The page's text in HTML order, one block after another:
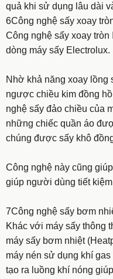
quả khi sử dụng lâu dài
6Công nghệ sấy xoay
Công nghệ sấy xoay
dòng máy sấy Electrolux.
Nhờ khả năng xoay lồng
ngược chiều kim đồng
nghệ sấy đảo chiều của
những chiếc quần áo
chúng được sấy khô
Công nghệ này cũng
giúp người dùng tiết
7Công nghệ sấy bơm
Khác với máy sấy thông
máy sấy bơm nhiệt
máy nén sử dụng khí
tạo ra luồng khí nóng